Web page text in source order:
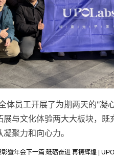
体员工开展了为期两天的"凝
展与文化体验两大大板块，
聚力和向心力。
暨年会下一篇:砥砺奋进 再铸辉煌 |